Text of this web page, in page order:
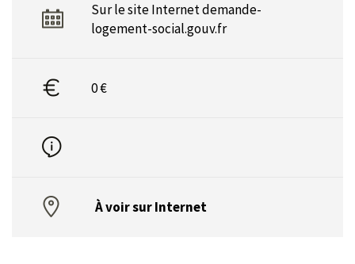
Sur le site Internet demande-
logement-social.gouv.fr
0 €
À voir sur Internet